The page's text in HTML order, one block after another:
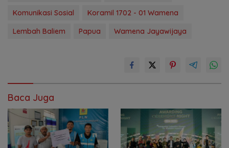
Komunikasi Sosial
Koramil 1702 - 01 Wamena
Lembah Baliem
Papua Wamena Jayawijaya
Baca Juga